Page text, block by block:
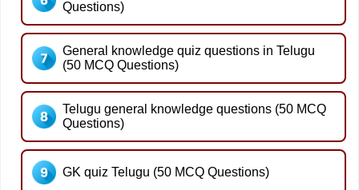
Questions)
General knowledge quiz questions in Telugu
(50 MCQ Questions)
Telugu general knowledge questions (50 MCQ
Questions)
GK quiz Telugu (50 MCQ Questions)